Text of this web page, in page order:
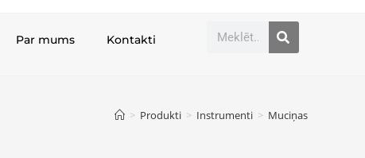
Par mums Kontakti
> Produkti > Instrumenti > Muciņas